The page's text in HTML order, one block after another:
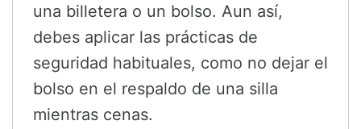
una billetera o un bolso. Aun así,
debes aplicar las prácticas de
seguridad habituales, como no dejar el
bolso en el respaldo de una silla
mientras cenas.